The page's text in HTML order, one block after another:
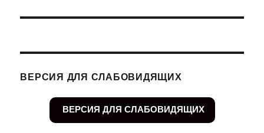
ВЕРСИЯ ДЛЯ СЛАБОВИДЯЩИХ
ВЕРСИЯ ДЛЯ СЛАБОВИДЯЩИХ